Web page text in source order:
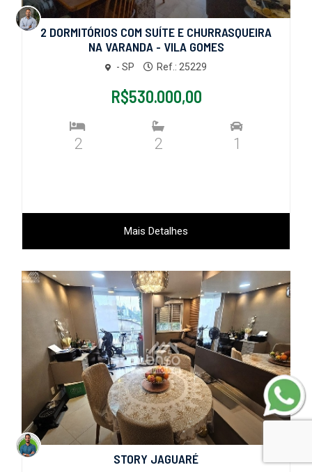
2 DORMITÓRIOS COM SUÍTE E CHURRASQUEIRA
NA VARANDA - VILA GOMES
- SP Ref.: 25229
R$530.000,00
2 2 1
Mais Detalhes
STORY JAGUARÉ